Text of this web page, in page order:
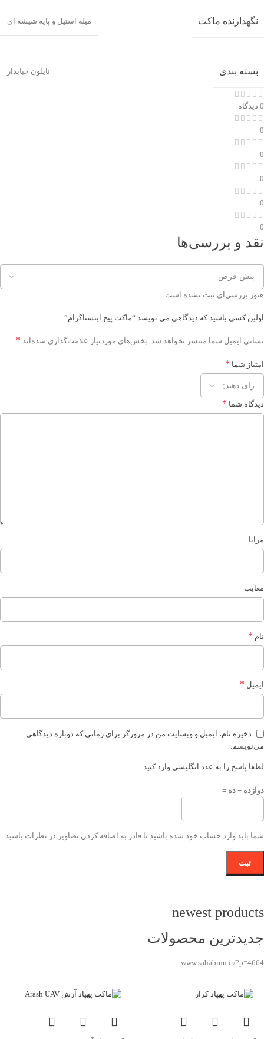
نگهدارنده ماکت میله استیل و پایه شیشه ای
بسته بندی نایلون حبابدار
0 دیدگاه
0
0
0
0
0
نقد و بررسی‌ها
هنوز بررسی‌ای ثبت نشده است.
اولین کسی باشید که دیدگاهی می نویسد “ماکت پیج اینستاگرام”
نشانی ایمیل شما منتشر نخواهد شد. بخش‌های موردنیاز علامت‌گذاری شده‌اند *
امتیاز شما *
دیدگاه شما *
مزایا
معایب
نام *
ایمیل *
ذخیره نام، ایمیل و وبسایت من در مرورگر برای زمانی که دوباره دیدگاهی
می‌نویسم.
لطفا پاسخ را به عدد انگلیسی وارد کنید:
دوازده − ده =
شما باید وارد حساب خود شده باشید تا قادر به اضافه کردن تصاویر در نظرات باشید.
newest products
جدیدترین محصولات
www.sahabiun.ir/?p=4664